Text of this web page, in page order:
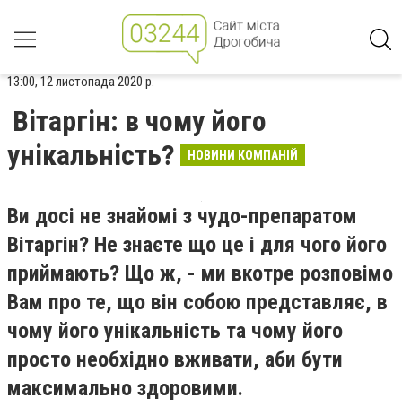
13:00, 12 листопада 2020 р.
Вітаргін: в чому його
унікальність?
НОВИНИ КОМПАНІЙ
Ви досі не знайомі з чудо-препаратом
Вітаргін? Не знаєте що це і для чого його
приймають? Що ж, - ми вкотре розповімо
Вам про те, що він собою представляє, в
чому його унікальність та чому його
просто необхідно вживати, аби бути
максимально здоровими.